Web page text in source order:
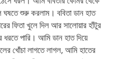
ঘষতে শুরু করলাম। ববিতা ডান হাত
ফিতা খুলে দিল আর সালোয়ার হাঁটুর
পারি। আমি ডান হাত দিয়ে
খোঁচা লাগতে লাগল, আমি হাতের